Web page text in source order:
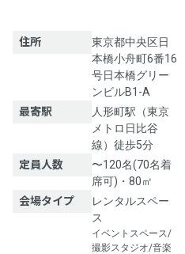
住所
東京都中央区日
本橋小舟町6番16
号日本橋グリー
ンビルB1-A
最寄駅
人形町駅（東京
メトロ日比谷
線）徒歩5分
定員人数
〜120名(70名着
席可)・80㎡
会場タイプ
レンタルスペー
ス
イベントスペース/
撮影スタジオ/音楽